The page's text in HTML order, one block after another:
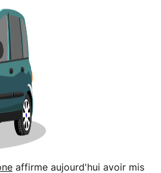
affirme aujourd'hui avoir mis